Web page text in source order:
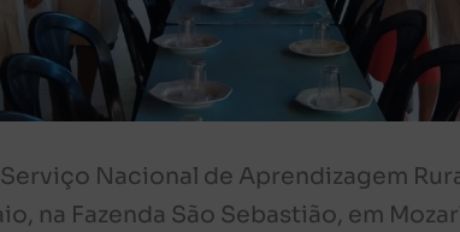
Nacional de Aprendizagem
na Fazenda São Sebastião, em